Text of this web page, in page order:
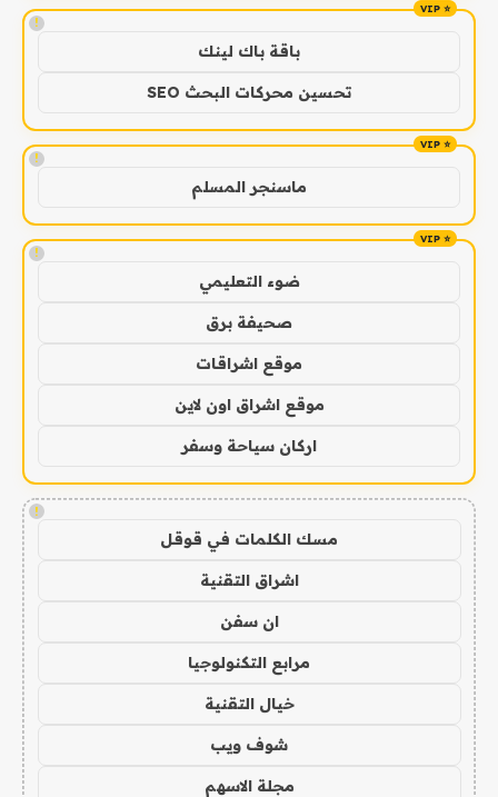
!
باقة باك لينك
تحسين محركات البحث SEO
!
ماسنجر المسلم
!
ضوء التعليمي
صحيفة برق
موقع اشراقات
موقع اشراق اون لاين
اركان سياحة وسفر
!
مسك الكلمات في قوقل
اشراق التقنية
ان سفن
مرابع التكنولوجيا
خيال التقنية
شوف ويب
مجلة الاسهم